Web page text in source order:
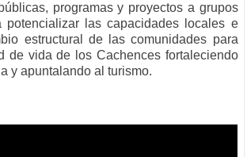
programas y proyectos a grupos
potencializar las capacidades locales e
estructural de las comunidades para
de vida de los Cachences fortaleciendo
y apuntalando al turismo.